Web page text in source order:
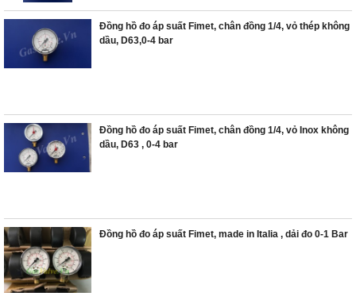
Đồng hồ đo áp suất Fimet, chân đồng 1/4, vỏ thép không
dầu, D63,0-4 bar
Đồng hồ đo áp suất Fimet, chân đồng 1/4, vỏ Inox không
dầu, D63 , 0-4 bar
Đồng hồ đo áp suất Fimet, made in Italia , dải đo 0-1 Bar